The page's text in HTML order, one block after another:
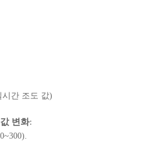
시간 조도 값)
변화: